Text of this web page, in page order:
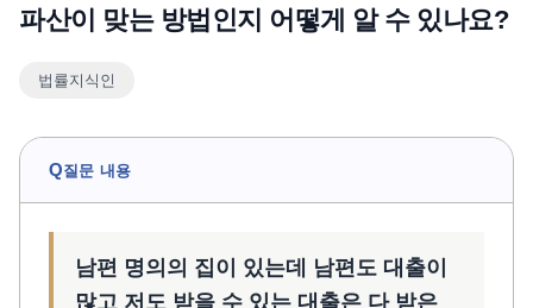
언론보도
뉴스레터/브로슈어
파산이 맞는 방법인지 어떻게 알 수 있나요?
법률지식인
Q질문 내용
남편 명의의 집이 있는데 남편도 대출이
많고 저도 받을 수 있는 대출은 다 받은